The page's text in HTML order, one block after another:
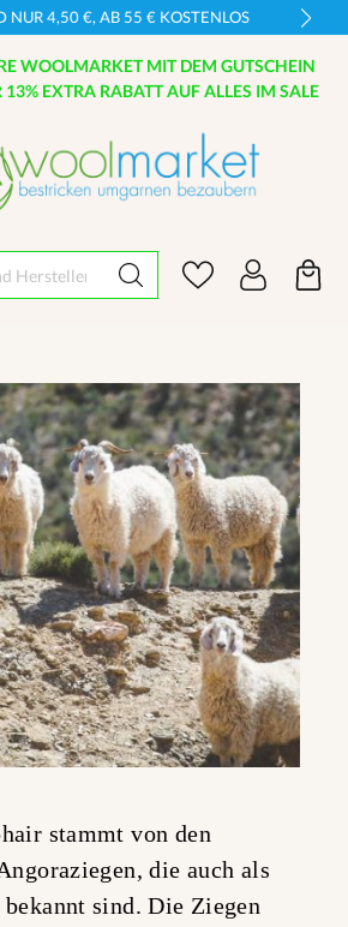
NUR 4,50 €, AB 55 € KOSTENLOS
WOOLMARKET MIT DEM GUTSCHEIN
EXTRA RABATT AUF ALLES IM SALE
Hersteller eingeben
stammt von den
die auch als
sind. Die Ziegen